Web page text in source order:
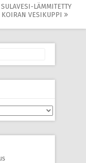
SULAVESI-LÄMMITETTY
KOIRAN VESIKUPPI